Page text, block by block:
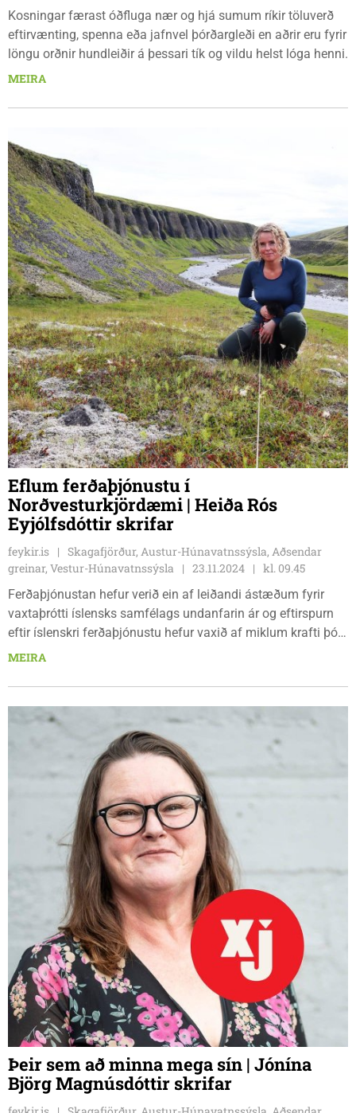
Kosningar færast óðfluga nær og hjá sumum ríkir töluverð
eftirvænting, spenna eða jafnvel þórðargleði en aðrir eru fyrir
löngu orðnir hundleiðir á þessari tík og vildu helst lóga henni.
MEIRA
Eflum ferðaþjónustu í
Norðvesturkjördæmi | Heiða Rós
Eyjólfsdóttir skrifar
feykir.is
Skagafjörður, Austur-Húnavatnssýsla, Aðsendar
greinar, Vestur-Húnavatnssýsla
23.11.2024
kl. 09.45
Ferðaþjónustan hefur verið ein af leiðandi ástæðum fyrir
vaxtaþrótti íslensks samfélags undanfarin ár og eftirspurn
eftir íslenskri ferðaþjónustu hefur vaxið af miklum krafti þótt
jarðhræringarnar á Reykjanesskaga hafi leitt til ákveðinnar
fyrstu níu mánuðum ársins verið lítillega yfir fjölda síðasta
árs en fjöldi gistinátta hefur hins vegar dregist saman. Eins
og kemur fram í þjóðhagsspá Hagstofunnar í nóvember er
búist við því að fjöldi erlendra ferðamanna haldist stöðugur
á næsta ári í 2,3 milljónum.
MEIRA
Þeir sem að minna mega sín | Jónína
Björg Magnúsdóttir skrifar